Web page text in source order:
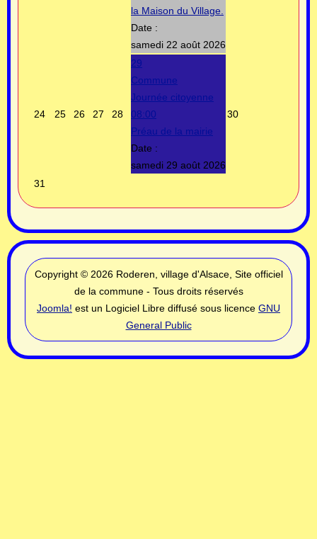
la Maison du Village.
Date :
samedi 22 août 2026
24 25 26 27 28
29
Commune
Journée citoyenne
08:00
Préau de la mairie
Date :
samedi 29 août 2026
30
31
Copyright © 2026 Roderen, village d'Alsace, Site officiel
de la commune - Tous droits réservés
Joomla! est un Logiciel Libre diffusé sous licence GNU
General Public